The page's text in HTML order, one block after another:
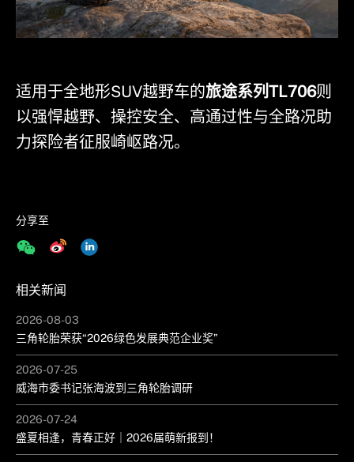
适用于全地形SUV越野车的旅途系列TL706则
以强悍越野、操控安全、高通过性与全路况助
力探险者征服崎岖路况。
分享至
相关新闻
2026-08-03
三角轮胎荣获“2026绿色发展典范企业奖”
2026-07-25
威海市委书记张海波到三角轮胎调研
2026-07-24
盛夏相逢，青春正好｜2026届萌新报到！